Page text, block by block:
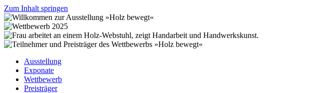
Zum Inhalt springen
Ausstellung
Exponate
Wettbewerb
Preisträger